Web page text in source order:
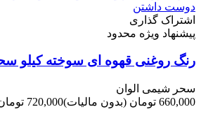
دوست داشتن
اشتراک گذاری
پیشنهاد ویژه محدود
رنگ روغنی قهوه ای سوخته کیلو
سحر شیمی الوان
660,000 تومان
(بدون مالیات)720,000 تومان